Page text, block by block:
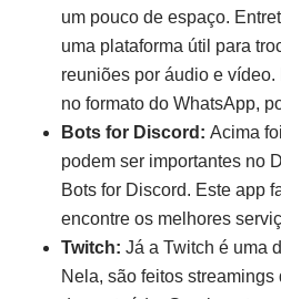
um pouco de espaço.
uma plataforma útil para
reuniões por áudio e
no formato do WhatsApp,
Bots for Discord: Acima
podem ser importantes no
Bots for Discord. Este app
encontre os melhores
Twitch: Já a Twitch é uma
Nela, são feitos